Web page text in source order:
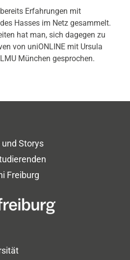
Erfahrungen mit
Hasses im Netz gesammelt.
hat man, sich dagegen zu
von uniONLINE mit Ursula
München gesprochen.
Storys
Freiburg